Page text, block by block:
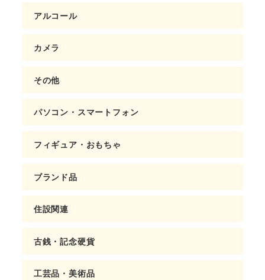
アルコール
カメラ
その他
パソコン・スマートフォン
フィギュア・おもちゃ
ブランド品
住設関連
古銭・記念硬貨
工芸品・美術品